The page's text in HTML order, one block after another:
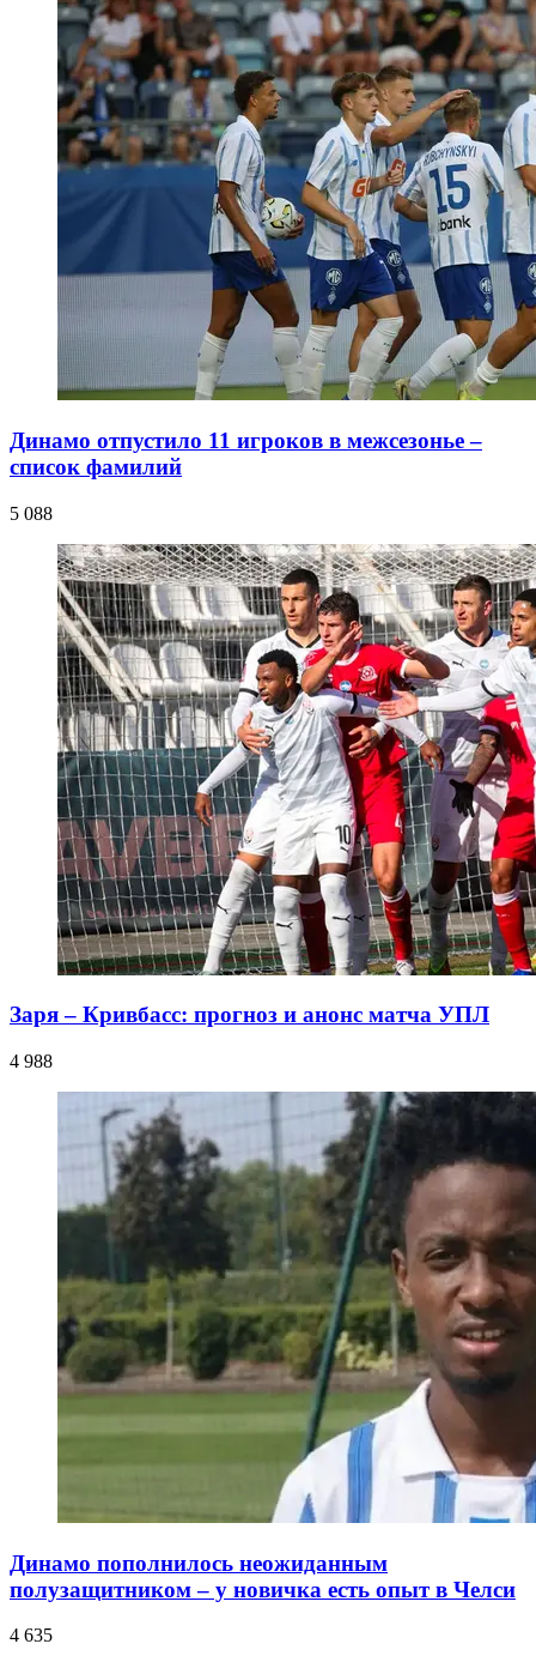
Динамо отпустило 11 игроков в межсезонье –
список фамилий
5 088
Заря – Кривбасс: прогноз и анонс матча УПЛ
4 988
Динамо пополнилось неожиданным
полузащитником – у новичка есть опыт в Челси
4 635